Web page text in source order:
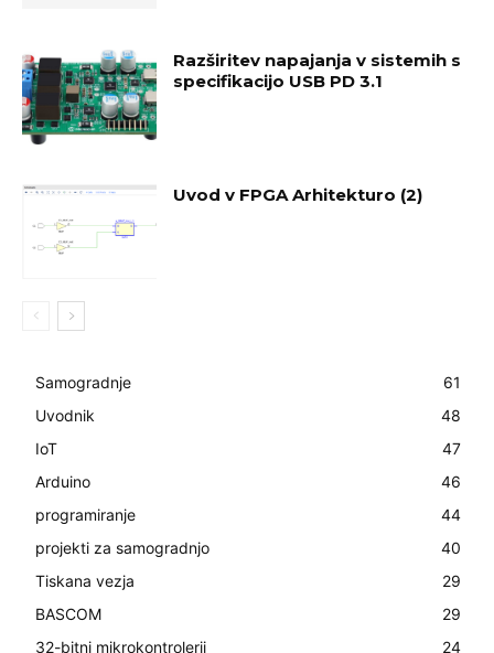
Razširitev napajanja v sistemih s
specifikacijo USB PD 3.1
Uvod v FPGA Arhitekturo (2)
Samogradnje
61
Uvodnik
48
IoT
47
Arduino
46
programiranje
44
projekti za samogradnjo
40
Tiskana vezja
29
BASCOM
29
32-bitni mikrokontrolerji
24